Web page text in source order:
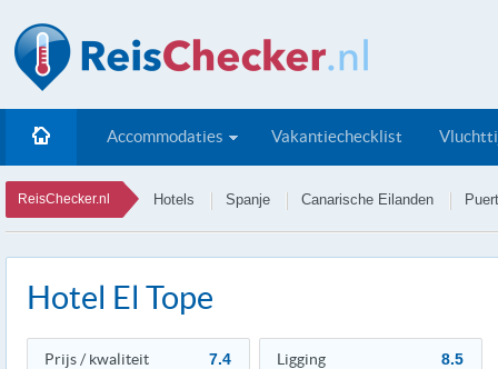
Accommodaties Vakantiechecklist
ReisChecker.nl Hotels Spanje Canarische Eilanden
Hotel El Tope
Prijs / kwaliteit 7.4 Ligging 8.5